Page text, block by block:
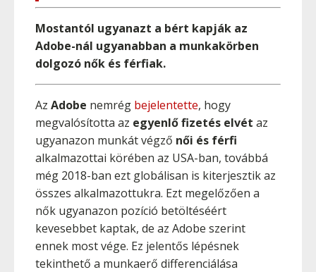
Mostantól ugyanazt a bért kapják az
Adobe-nál ugyanabban a munkakörben
dolgozó nők és férfiak.
Az Adobe nemrég bejelentette, hogy
megvalósította az egyenlő fizetés elvét az
ugyanazon munkát végző női és férfi
alkalmazottai körében az USA-ban, továbbá
még 2018-ban ezt globálisan is kiterjesztik az
összes alkalmazottukra. Ezt megelőzően a
nők ugyanazon pozíció betöltéséért
kevesebbet kaptak, de az Adobe szerint
ennek most vége. Ez jelentős lépésnek
tekinthető a munkaerő differenciálása